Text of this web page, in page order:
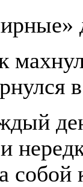
собой